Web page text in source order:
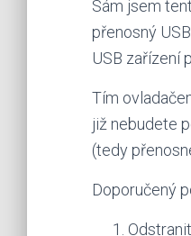
Sám jsem
přenosný
USB zařízení
Tím
již nebudete
(tedy
Doporučený